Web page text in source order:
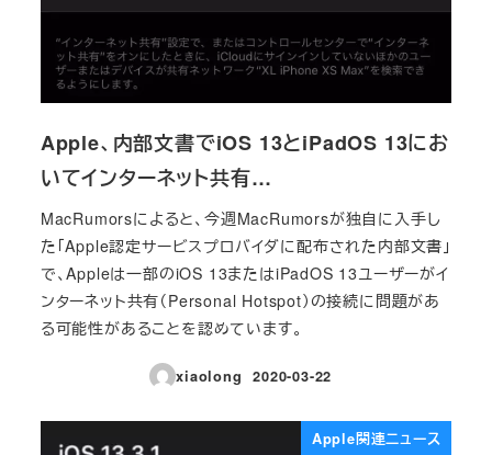
Apple、内部文書でiOS 13とiPadOS 13にお
いてインターネット共有…
MacRumorsによると、今週MacRumorsが独自に入手し
た「Apple認定サービスプロバイダに配布された内部文書」
で、Appleは一部のiOS 13またはiPadOS 13ユーザーがイ
ンターネット共有（Personal Hotspot）の接続に問題があ
る可能性があることを認めています。
xiaolong
投稿日
2020-03-22
Apple関連ニュース